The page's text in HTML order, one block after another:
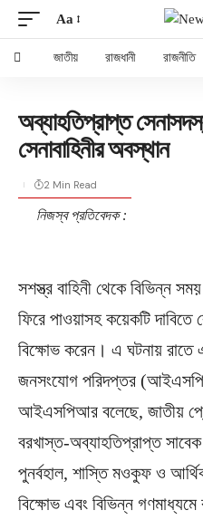
Aa
জাতীয় রাজধানী রাজনীতি
অব্যাহতিপ্রাপ্ত
সেনাবাহিনীর অবস্থান
নিজস্ব প্রতিবেদক :
2 Min Read
সশস্ত্র বাহিনী থেকে বিভিন্ন
ফিরে পাওয়াসহ কয়েকটি দাবিতে
বিক্ষোভ করেন। এ ঘটনায় রাতে
জনসংযোগ পরিদপ্তর
আইএসপিআর বলেছে, জাতীয়
বরখাস্ত-অব্যাহতিপ্রাপ্ত
পুনর্বহাল, শাস্তি মওকুফ ও
বিক্ষোভ এবং বিভিন্ন